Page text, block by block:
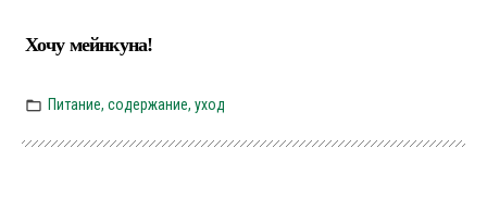
Хочу мейнкуна!
Питание, содержание, уход